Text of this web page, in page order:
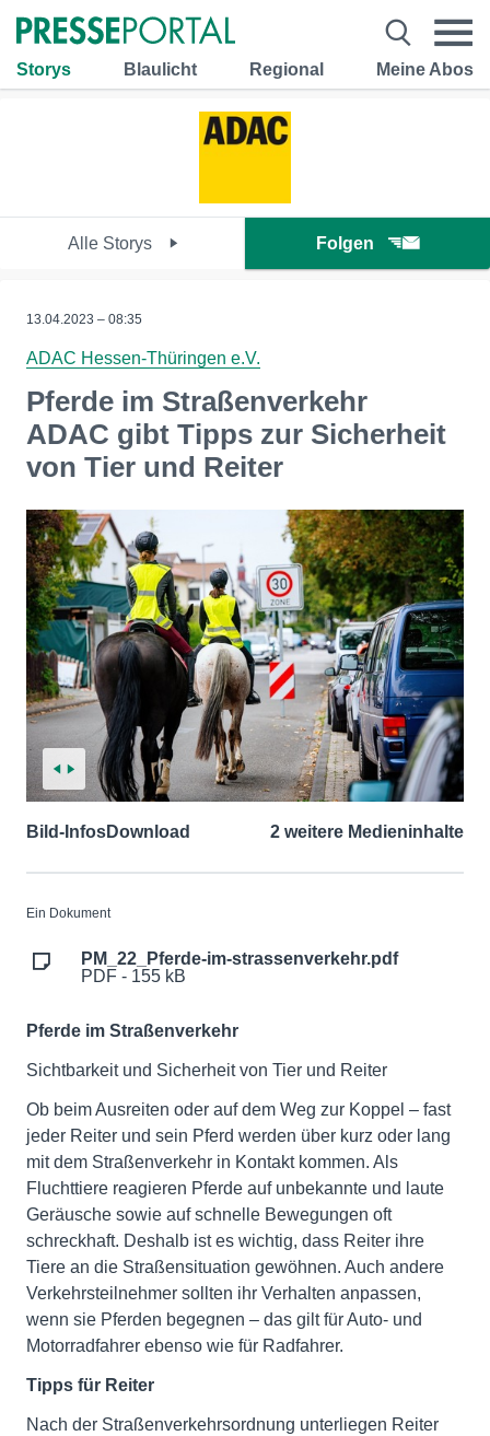
Storys Blaulicht Regional Meine Abos
Alle Storys Folgen
13.04.2023 – 08:35
ADAC Hessen-Thüringen e.V.
Pferde im Straßenverkehr
ADAC gibt Tipps zur Sicherheit
von Tier und Reiter
Bild-InfosDownload 2 weitere Medieninhalte
Ein Dokument
PM_22_Pferde-im-strassenverkehr.pdf
PDF - 155 kB
Pferde im Straßenverkehr
Sichtbarkeit und Sicherheit von Tier und Reiter
Ob beim Ausreiten oder auf dem Weg zur Koppel – fast
jeder Reiter und sein Pferd werden über kurz oder lang
mit dem Straßenverkehr in Kontakt kommen. Als
Fluchttiere reagieren Pferde auf unbekannte und laute
Geräusche sowie auf schnelle Bewegungen oft
schreckhaft. Deshalb ist es wichtig, dass Reiter ihre
Tiere an die Straßensituation gewöhnen. Auch andere
Verkehrsteilnehmer sollten ihr Verhalten anpassen,
wenn sie Pferden begegnen – das gilt für Auto- und
Motorradfahrer ebenso wie für Radfahrer.
Tipps für Reiter
Nach der Straßenverkehrsordnung unterliegen Reiter